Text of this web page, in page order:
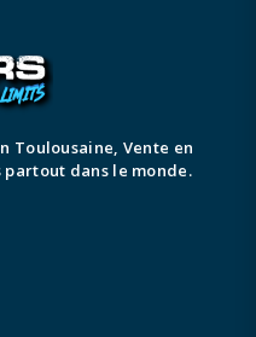
Toulousaine, Vente en
dans le monde.